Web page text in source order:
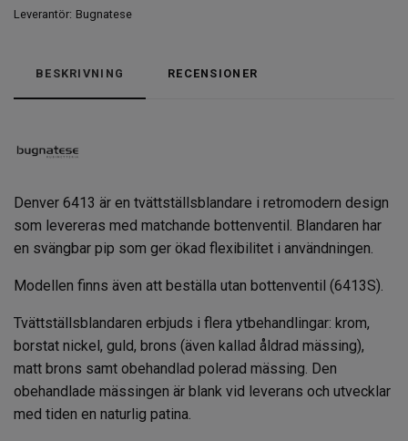
Leverantör: Bugnatese
BESKRIVNING RECENSIONER
Denver 6413 är en tvättställsblandare i retromodern design
som levereras med matchande bottenventil. Blandaren har
en svängbar pip som ger ökad flexibilitet i användningen.
Modellen finns även att beställa utan bottenventil (6413S).
Tvättställsblandaren erbjuds i flera ytbehandlingar: krom,
borstat nickel, guld, brons (även kallad åldrad mässing),
matt brons samt obehandlad polerad mässing. Den
obehandlade mässingen är blank vid leverans och utvecklar
med tiden en naturlig patina.